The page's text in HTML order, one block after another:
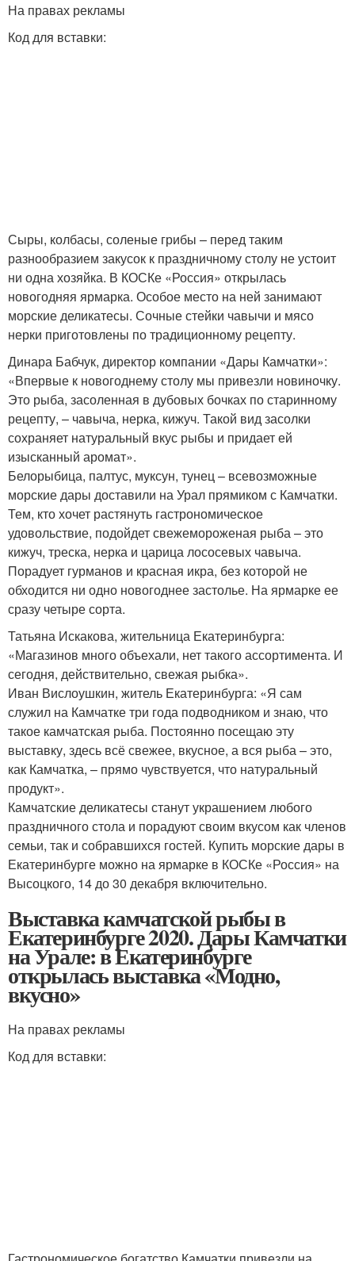
На правах рекламы
Код для вставки:
Сыры, колбасы, соленые грибы – перед таким
разнообразием закусок к праздничному столу не устоит
ни одна хозяйка. В КОСКе «Россия» открылась
новогодняя ярмарка. Особое место на ней занимают
морские деликатесы. Сочные стейки чавычи и мясо
нерки приготовлены по традиционному рецепту.
Динара Бабчук, директор компании «Дары Камчатки»:
«Впервые к новогоднему столу мы привезли новиночку.
Это рыба, засоленная в дубовых бочках по старинному
рецепту, – чавыча, нерка, кижуч. Такой вид засолки
сохраняет натуральный вкус рыбы и придает ей
изысканный аромат».
Белорыбица, палтус, муксун, тунец – всевозможные
морские дары доставили на Урал прямиком с Камчатки.
Тем, кто хочет растянуть гастрономическое
удовольствие, подойдет свежемороженая рыба – это
кижуч, треска, нерка и царица лососевых чавыча.
Порадует гурманов и красная икра, без которой не
обходится ни одно новогоднее застолье. На ярмарке ее
сразу четыре сорта.
Татьяна Искакова, жительница Екатеринбурга:
«Магазинов много объехали, нет такого ассортимента. И
сегодня, действительно, свежая рыбка».
Иван Вислоушкин, житель Екатеринбурга: «Я сам
служил на Камчатке три года подводником и знаю, что
такое камчатская рыба. Постоянно посещаю эту
выставку, здесь всё свежее, вкусное, а вся рыба – это,
как Камчатка, – прямо чувствуется, что натуральный
продукт».
Камчатские деликатесы станут украшением любого
праздничного стола и порадуют своим вкусом как членов
семьи, так и собравшихся гостей. Купить морские дары в
Екатеринбурге можно на ярмарке в КОСКе «Россия» на
Высоцкого, 14 до 30 декабря включительно.
Выставка камчатской рыбы в
Екатеринбурге 2020. Дары Камчатки
на Урале: в Екатеринбурге
открылась выставка «Модно,
вкусно»
На правах рекламы
Код для вставки: